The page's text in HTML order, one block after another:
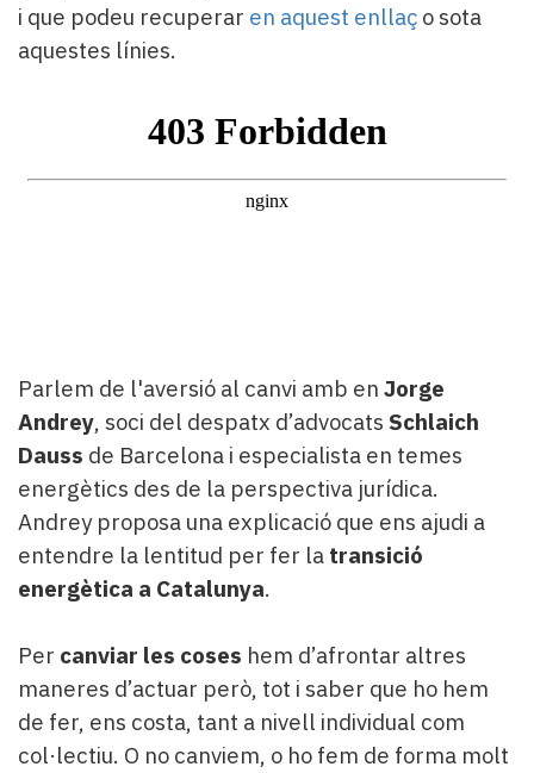
teva!
Subscriptors
i que podeu recuperar en aquest enllaç o sota
aquestes línies.
Parlem de l'aversió al canvi amb en Jorge
Andrey, soci del despatx d’advocats Schlaich
Dauss de Barcelona i especialista en temes
energètics des de la perspectiva jurídica.
Andrey proposa una explicació que ens ajudi a
entendre la lentitud per fer la transició
energètica a Catalunya.
Per canviar les coses hem d’afrontar altres
maneres d’actuar però, tot i saber que ho hem
de fer, ens costa, tant a nivell individual com
col·lectiu. O no canviem, o ho fem de forma molt